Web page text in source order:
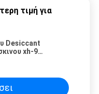
τιμή για
Desiccant
xh-9